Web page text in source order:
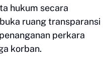
hukum secara
ruang transparansi
perkara
korban.